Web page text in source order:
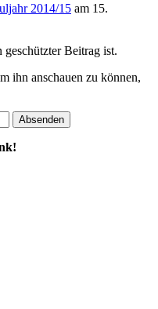
2014/15 am 15.
geschützter Beitrag ist.
ihn anschauen zu können,